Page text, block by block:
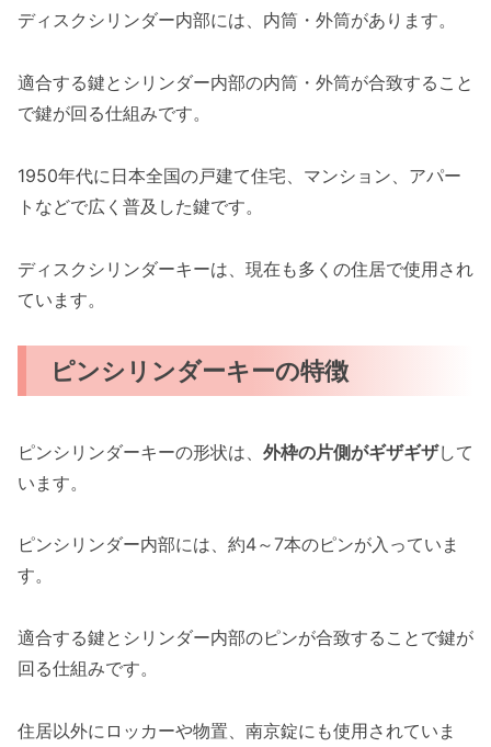
ディスクシリンダー内部には、内筒・外筒があります。
適合する鍵とシリンダー内部の内筒・外筒が合致すること
で鍵が回る仕組みです。
1950年代に日本全国の戸建て住宅、マンション、アパー
トなどで広く普及した鍵です。
ディスクシリンダーキーは、現在も多くの住居で使用され
ています。
ピンシリンダーキーの特徴
ピンシリンダーキーの形状は、 外枠の片側がギザギザして
います。
ピンシリンダー内部には、約4～7本のピンが入っていま
す。
適合する鍵とシリンダー内部のピンが合致することで鍵が
回る仕組みです。
住居以外にロッカーや物置、南京錠にも使用されていま